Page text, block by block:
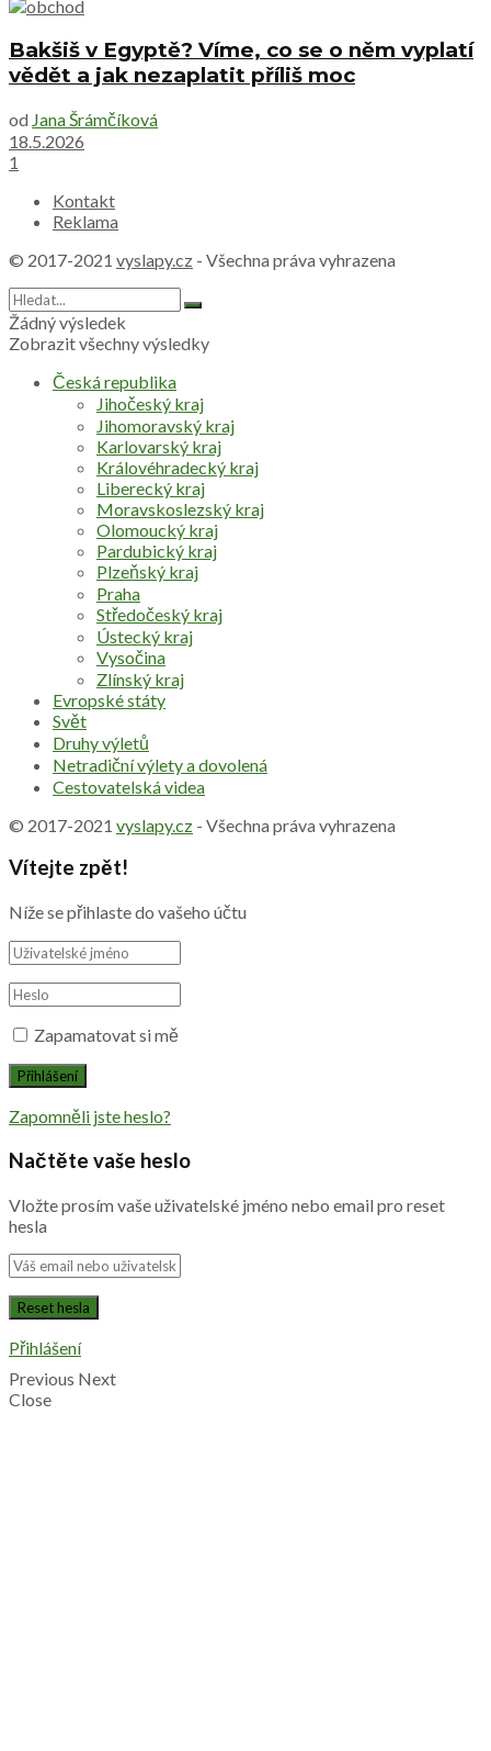
Bakšiš v Egyptě? Víme, co se o něm vyplatí
vědět a jak nezaplatit příliš moc
od Jana Šrámčíková
18.5.2026
1
Kontakt
Reklama
© 2017-2021 vyslapy.cz - Všechna práva vyhrazena
Žádný výsledek
Zobrazit všechny výsledky
Česká republika
Jihočeský kraj
Jihomoravský kraj
Karlovarský kraj
Královéhradecký kraj
Liberecký kraj
Moravskoslezský kraj
Olomoucký kraj
Pardubický kraj
Plzeňský kraj
Praha
Středočeský kraj
Ústecký kraj
Vysočina
Zlínský kraj
Evropské státy
Svět
Druhy výletů
Netradiční výlety a dovolená
Cestovatelská videa
© 2017-2021 vyslapy.cz - Všechna práva vyhrazena
Vítejte zpět!
Níže se přihlaste do vašeho účtu
Zapamatovat si mě
Zapomněli jste heslo?
Načtěte vaše heslo
Vložte prosím vaše uživatelské jméno nebo email pro reset
hesla
Přihlášení
Previous Next
Close